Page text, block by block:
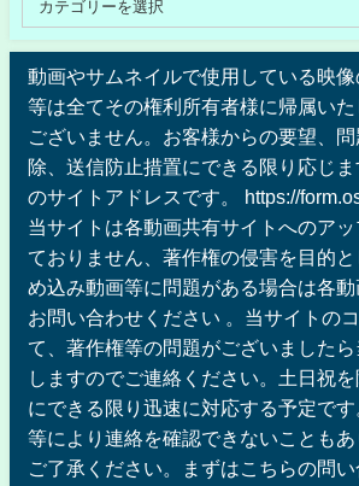
動画やサムネイルで使用している映
等は全てその権利所有者様に帰属い
ございません。お客様からの要望、
除、送信防止措置にできる限り応じ
のサイトアドレスです。 https://
当サイトは各動画共有サイトへのア
ておりません、著作権の侵害を目的
め込み動画等に問題がある場合は各
お問い合わせください 。当サイトの
て、著作権等の問題がございました
しますのでご連絡ください。土日祝
にできる限り迅速に対応する予定で
等により連絡を確認できないこともあ
ご了承ください。まずはこちらの問